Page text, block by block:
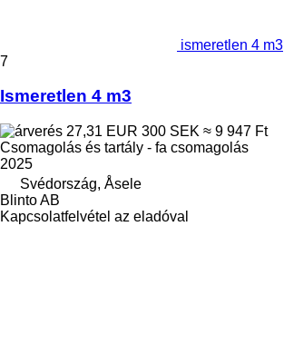
ismeretlen 4 m3
7
Ismeretlen 4 m3
27,31 EUR 300 SEK ≈ 9 947 Ft
Csomagolás és tartály - fa csomagolás
2025
Svédország, Åsele
Blinto AB
Kapcsolatfelvétel az eladóval